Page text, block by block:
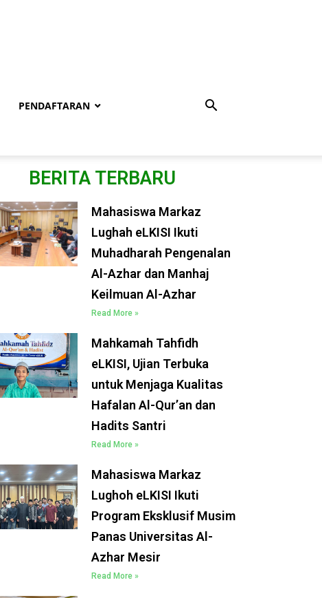
PENDAFTARAN
BERITA TERBARU
Mahasiswa Markaz
Lughah eLKISI Ikuti
Muhadharah Pengenalan
Al-Azhar dan Manhaj
Keilmuan Al-Azhar
Read More »
Mahkamah Tahfidh
eLKISI, Ujian Terbuka
untuk Menjaga Kualitas
Hafalan Al-Qur’an dan
Hadits Santri
Read More »
Mahasiswa Markaz
Lughoh eLKISI Ikuti
Program Eksklusif Musim
Panas Universitas Al-
Azhar Mesir
Read More »